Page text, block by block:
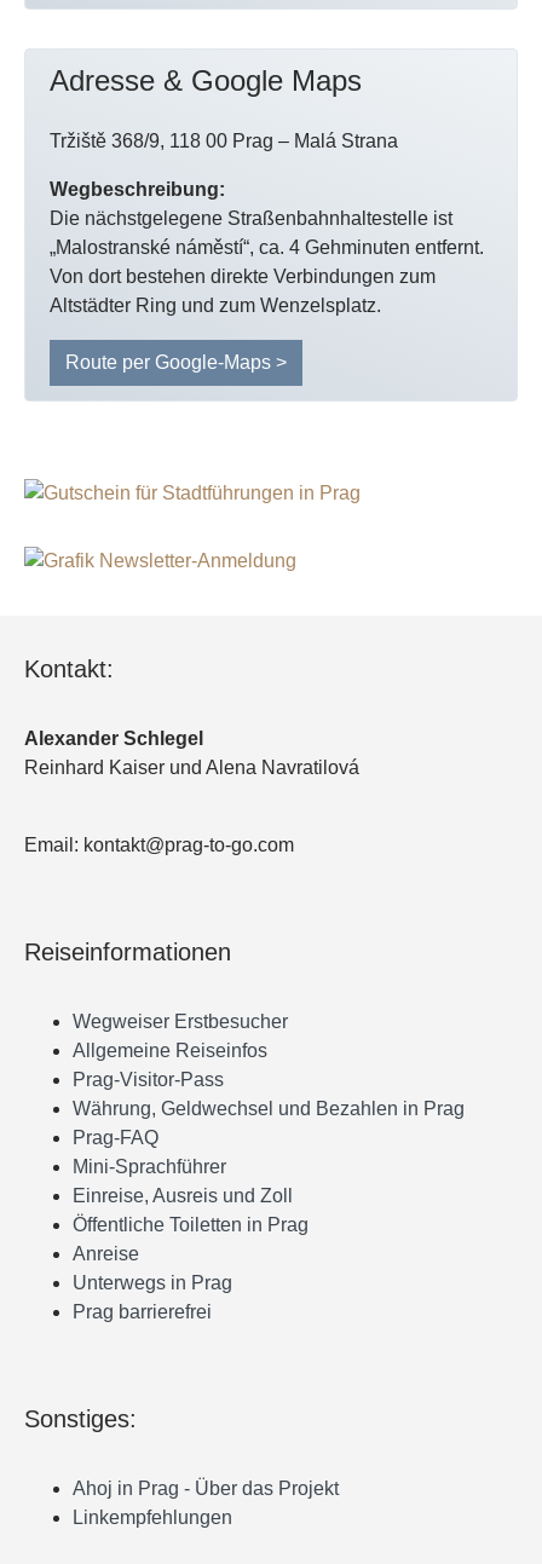
Adresse & Google Maps
Tržiště 368/9, 118 00 Prag – Malá Strana
Wegbeschreibung:
Die nächstgelegene Straßenbahnhaltestelle ist
„Malostranské náměstí“, ca. 4 Gehminuten entfernt.
Von dort bestehen direkte Verbindungen zum
Altstädter Ring und zum Wenzelsplatz.
Route per Google-Maps >
Kontakt:
Alexander Schlegel
Reinhard Kaiser und Alena Navratilová
Email: kontakt@prag-to-go.com
Reiseinformationen
Wegweiser Erstbesucher
Allgemeine Reiseinfos
Prag-Visitor-Pass
Währung, Geldwechsel und Bezahlen in Prag
Prag-FAQ
Mini-Sprachführer
Einreise, Ausreis und Zoll
Öffentliche Toiletten in Prag
Anreise
Unterwegs in Prag
Prag barrierefrei
Sonstiges:
Ahoj in Prag - Über das Projekt
Linkempfehlungen